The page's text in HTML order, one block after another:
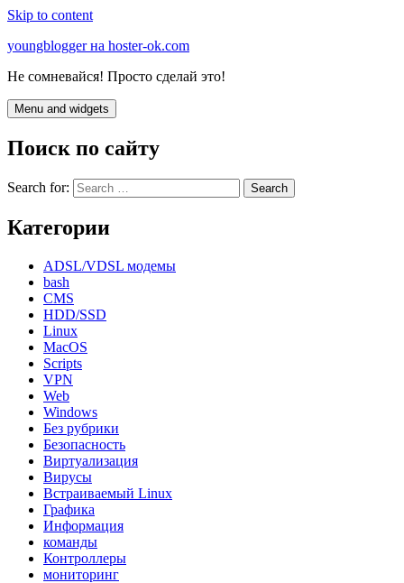
Skip to content
youngblogger на hoster-ok.com
Не сомневайся! Просто сделай это!
Menu and widgets
Поиск по сайту
Search for:
Категории
ADSL/VDSL модемы
bash
CMS
HDD/SSD
Linux
MacOS
Scripts
VPN
Web
Windows
Без рубрики
Безопасность
Виртуализация
Вирусы
Встраиваемый Linux
Графика
Информация
команды
Контроллеры
мониторинг